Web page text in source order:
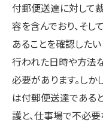
付郵便送達に対して
容を含んでおり、そ
あることを確認した
行われた日時や方法
必要があります。し
は付郵便送達である
護と、仕事場で不必要